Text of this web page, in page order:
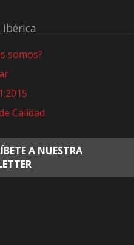
somos?
Calidad
A NUESTRA